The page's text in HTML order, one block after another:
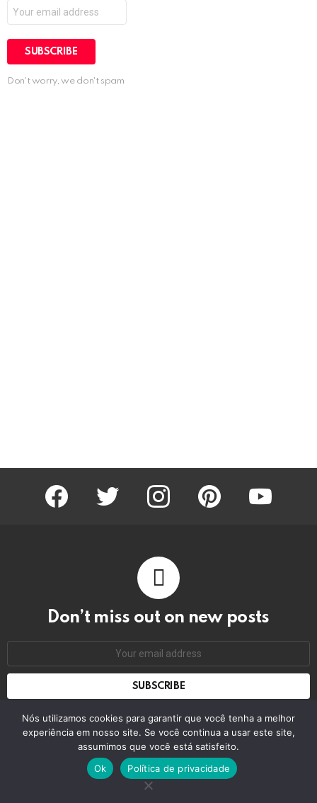
Don't worry, we don't spam
facebook twitter instagram pinterest youtube
Don’t miss out on new posts
© 2026 by bring the pixel. Remember to change this
Contact us
Nós utilizamos cookies para garantir que você tenha a melhor
experiência em nosso site. Se você continua a usar este site,
assumimos que você está satisfeito.
Ok
Política de privacidade